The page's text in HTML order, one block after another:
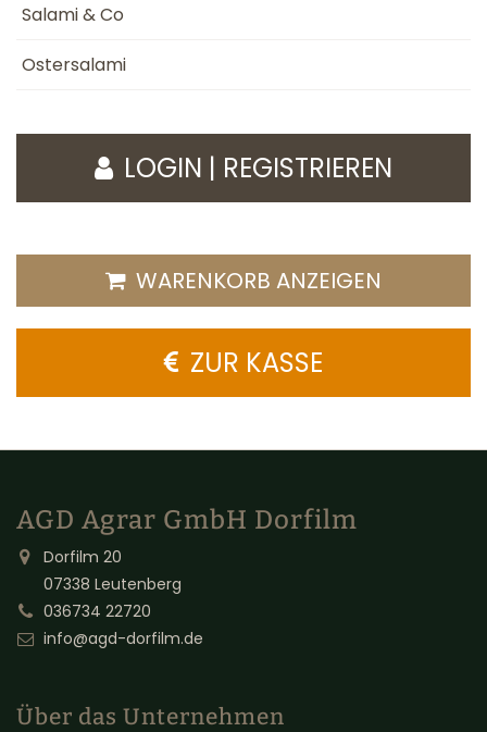
Salami & Co
Ostersalami
LOGIN | REGISTRIEREN
WARENKORB ANZEIGEN
ZUR KASSE
AGD Agrar GmbH Dorfilm
Dorfilm 20
07338 Leutenberg
036734 22720
info@agd-dorfilm.de
Über das Unternehmen